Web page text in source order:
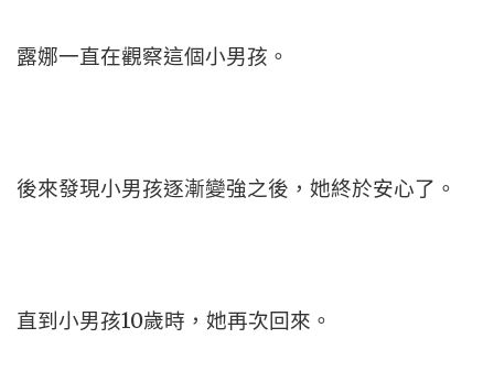
露娜一直在觀察這個小男孩。
後來發現小男孩逐漸變強之後，她終於安心了。
直到小男孩10歲時，她再次回來。